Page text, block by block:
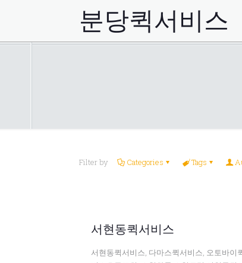
분당퀵서비스
Filter by Categories Tags
서현동퀵서비스
서현동퀵서비스, 다마스퀵서비스, 오토바